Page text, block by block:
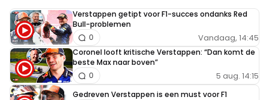
Verstappen getipt voor F1-succes ondanks Red
Bull-problemen
Vandaag, 14:45
0
Coronel looft kritische Verstappen: “Dan komt de
beste Max naar boven”
5 aug. 14:15
0
Gedreven Verstappen is een must voor F1